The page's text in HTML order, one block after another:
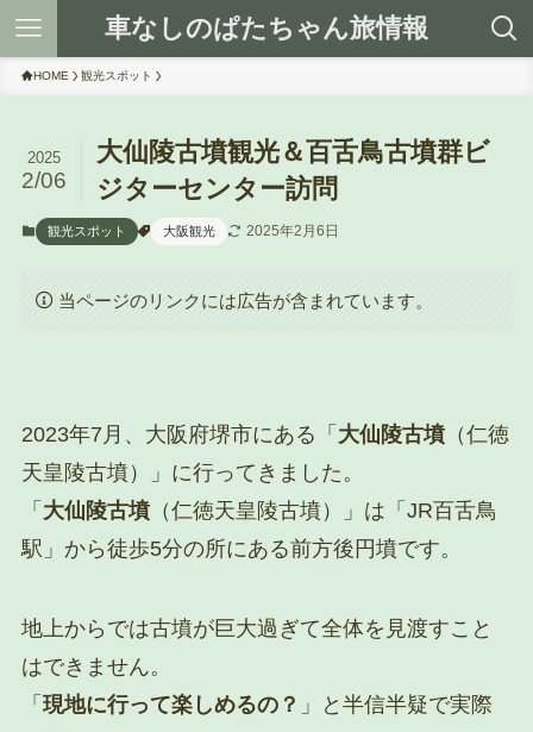
車なしのぱたちゃん旅情報
HOME 観光スポット
大仙陵古墳観光＆百舌鳥古墳群ビ
ジターセンター訪問
2025
2/06
観光スポット 大阪観光 2025年2月6日
当ページのリンクには広告が含まれています。
2023年7月、大阪府堺市にある「 大仙陵古墳（仁徳
天皇陵古墳）」に行ってきました。
「 大仙陵古墳（仁徳天皇陵古墳）」は「JR百舌鳥
駅」から徒歩5分の所にある前方後円墳です。
地上からでは古墳が巨大過ぎて全体を見渡すこと
はできません。
「 現地に行って楽しめるの？ 」と半信半疑で実際